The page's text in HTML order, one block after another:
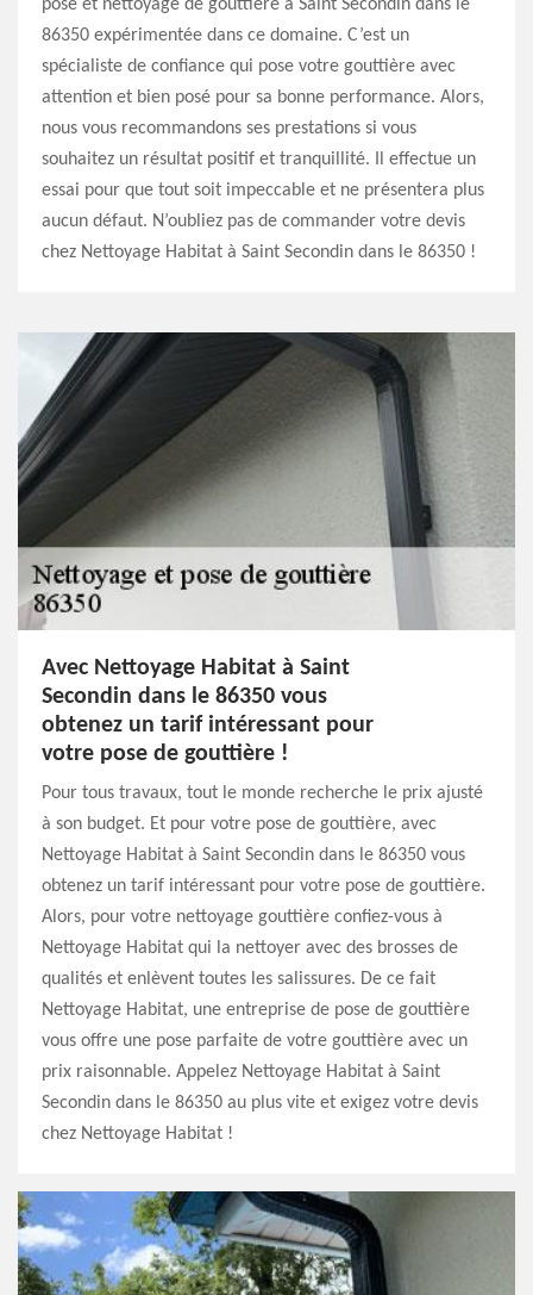
pose et nettoyage de gouttière à Saint Secondin dans le
86350 expérimentée dans ce domaine. C’est un
spécialiste de confiance qui pose votre gouttière avec
attention et bien posé pour sa bonne performance. Alors,
nous vous recommandons ses prestations si vous
souhaitez un résultat positif et tranquillité. Il effectue un
essai pour que tout soit impeccable et ne présentera plus
aucun défaut. N’oubliez pas de commander votre devis
chez Nettoyage Habitat à Saint Secondin dans le 86350 !
Avec Nettoyage Habitat à Saint
Secondin dans le 86350 vous
obtenez un tarif intéressant pour
votre pose de gouttière !
Pour tous travaux, tout le monde recherche le prix ajusté
à son budget. Et pour votre pose de gouttière, avec
Nettoyage Habitat à Saint Secondin dans le 86350 vous
obtenez un tarif intéressant pour votre pose de gouttière.
Alors, pour votre nettoyage gouttière confiez-vous à
Nettoyage Habitat qui la nettoyer avec des brosses de
qualités et enlèvent toutes les salissures. De ce fait
Nettoyage Habitat, une entreprise de pose de gouttière
vous offre une pose parfaite de votre gouttière avec un
prix raisonnable. Appelez Nettoyage Habitat à Saint
Secondin dans le 86350 au plus vite et exigez votre devis
chez Nettoyage Habitat !